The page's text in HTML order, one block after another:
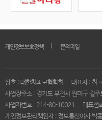
개인정보보호정책 문의메일
상호 : 대한치과보험학회
대표자 : 최
사업장주소 : 경기도 부천시 원미구 길
사업자번호 : 214-80-10021
대표전
개인정보관리책임자 : 정보통신이사 박